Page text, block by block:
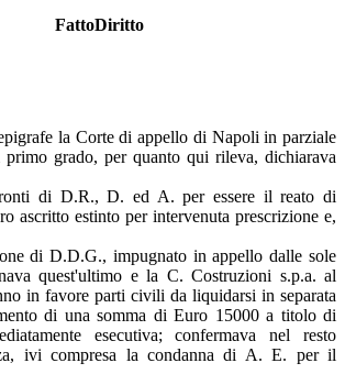
FattoDiritto
la Corte di appello di Napoli in parziale
grado, per quanto qui rileva, dichiarava
di D.R., D. ed A. per essere il reato di
ascritto estinto per intervenuta prescrizione e,
di D.D.G., impugnato in appello dalle sole
quest'ultimo e la C. Costruzioni s.p.a. al
in favore parti civili da liquidarsi in separata
di una somma di Euro 15000 a titolo di
esecutiva; confermava nel resto
ivi compresa la condanna di A. E. per il